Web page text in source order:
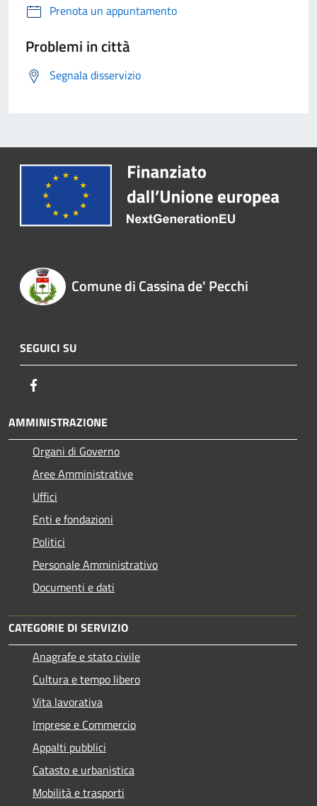
Prenota un appuntamento
Problemi in città
Segnala disservizio
Comune di Cassina de' Pecchi
SEGUICI SU
AMMINISTRAZIONE
Organi di Governo
Aree Amministrative
Uffici
Enti e fondazioni
Politici
Personale Amministrativo
Documenti e dati
CATEGORIE DI SERVIZIO
Anagrafe e stato civile
Cultura e tempo libero
Vita lavorativa
Imprese e Commercio
Appalti pubblici
Catasto e urbanistica
Mobilità e trasporti